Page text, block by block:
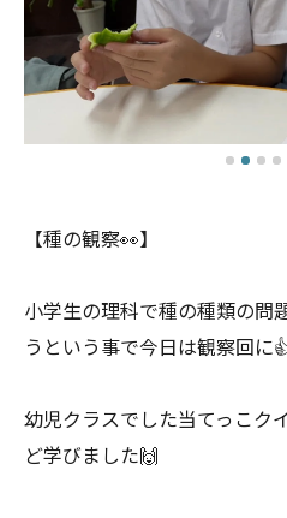
【種の観察👀】
小学生の理科で種の種類の問
うという事で今日は観察回に
幼児クラスでした当てっこク
ど学びました🙌